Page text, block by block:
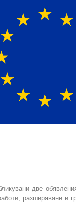
две
разширяване и